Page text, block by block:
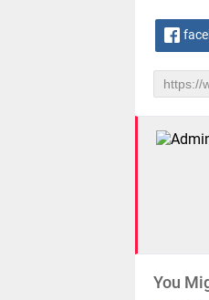
You